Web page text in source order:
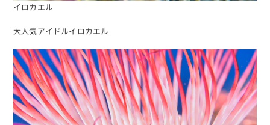
イロカエル
大人気アイドルイロカエル